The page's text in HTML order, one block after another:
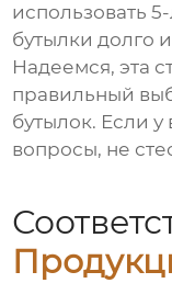
использовать
бутылки долго
Надеемся, эта
правильный
бутылок. Если у
вопросы, не